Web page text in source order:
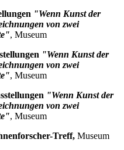
"Wenn Kunst der
von zwei
, Museum
"Wenn Kunst der
von zwei
, Museum
"Wenn Kunst der
von zwei
, Museum
Treff, Museum